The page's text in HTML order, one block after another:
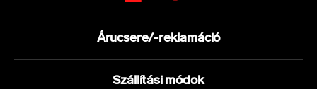
Árucsere/-reklamáció
Szállítási módok